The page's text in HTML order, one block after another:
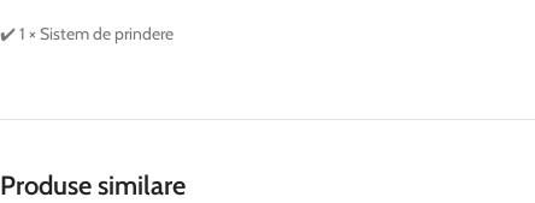
✔️ 1 × Sistem de prindere
Produse similare